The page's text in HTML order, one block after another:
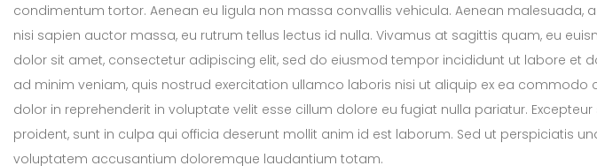
condimentum tortor. Aenean eu ligula non massa convallis vehicula. Aenean malesuada,
nisi sapien auctor massa, eu rutrum tellus lectus id nulla. Vivamus at sagittis quam, eu
dolor sit amet, consectetur adipiscing elit, sed do eiusmod tempor incididunt ut labore et
ad minim veniam, quis nostrud exercitation ullamco laboris nisi ut aliquip ex ea commodo
dolor in reprehenderit in voluptate velit esse cillum dolore eu fugiat nulla pariatur.
proident, sunt in culpa qui officia deserunt mollit anim id est laborum. Sed ut perspiciatis
voluptatem accusantium doloremque laudantium totam.